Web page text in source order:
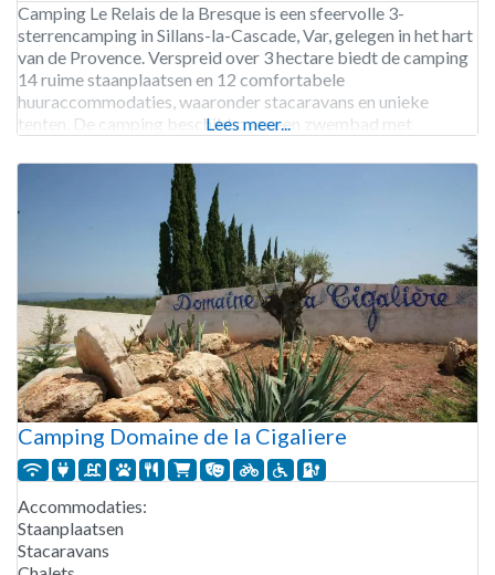
Camping Le Relais de la Bresque is een sfeervolle 3-
sterrencamping in Sillans-la-Cascade, Var, gelegen in het hart
van de Provence. Verspreid over 3 hectare biedt de camping
14 ruime staanplaatsen en 12 comfortabele
huuraccommodaties, waaronder stacaravans en unieke
tenten. De camping beschikt over een zwembad met
banketservice, en diverse activiteiten zoals tafeltennis,
Lees meer...
Camping Domaine de la Cigaliere
Accommodaties:
Staanplaatsen
Stacaravans